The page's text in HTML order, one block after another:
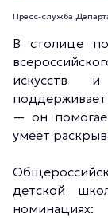
Молодёжь
Молодёжь
Все новости
Пресс-служба
В столице
искусств
— он
умеет
детской
номинациях: